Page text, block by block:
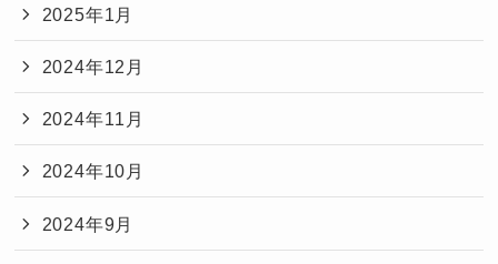
2025年1月
2024年12月
2024年11月
2024年10月
2024年9月